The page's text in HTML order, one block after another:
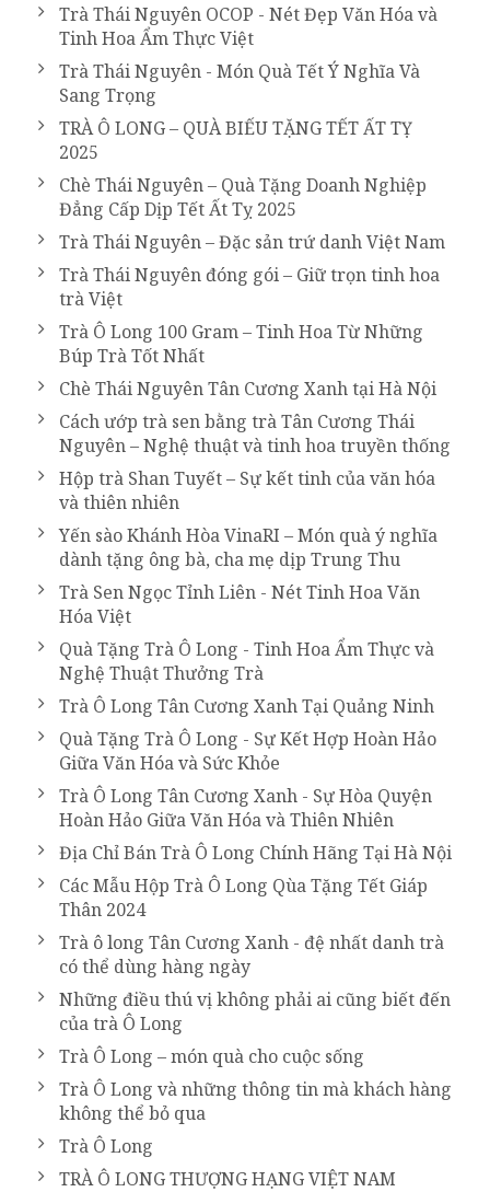
Trà Thái Nguyên OCOP - Nét Đẹp Văn Hóa và
Tinh Hoa Ẩm Thực Việt
Trà Thái Nguyên - Món Quà Tết Ý Nghĩa Và
Sang Trọng
TRÀ Ô LONG – QUÀ BIẾU TẶNG TẾT ẤT TỴ
2025
Chè Thái Nguyên – Quà Tặng Doanh Nghiệp
Đẳng Cấp Dịp Tết Ất Tỵ 2025
Trà Thái Nguyên – Đặc sản trứ danh Việt Nam
Trà Thái Nguyên đóng gói – Giữ trọn tinh hoa
trà Việt
Trà Ô Long 100 Gram – Tinh Hoa Từ Những
Búp Trà Tốt Nhất
Chè Thái Nguyên Tân Cương Xanh tại Hà Nội
Cách ướp trà sen bằng trà Tân Cương Thái
Nguyên – Nghệ thuật và tinh hoa truyền thống
Hộp trà Shan Tuyết – Sự kết tinh của văn hóa
và thiên nhiên
Yến sào Khánh Hòa VinaRI – Món quà ý nghĩa
dành tặng ông bà, cha mẹ dịp Trung Thu
Trà Sen Ngọc Tỉnh Liên - Nét Tinh Hoa Văn
Hóa Việt
Quà Tặng Trà Ô Long - Tinh Hoa Ẩm Thực và
Nghệ Thuật Thưởng Trà
Trà Ô Long Tân Cương Xanh Tại Quảng Ninh
Quà Tặng Trà Ô Long - Sự Kết Hợp Hoàn Hảo
Giữa Văn Hóa và Sức Khỏe
Trà Ô Long Tân Cương Xanh - Sự Hòa Quyện
Hoàn Hảo Giữa Văn Hóa và Thiên Nhiên
Địa Chỉ Bán Trà Ô Long Chính Hãng Tại Hà Nội
Các Mẫu Hộp Trà Ô Long Qùa Tặng Tết Giáp
Thân 2024
Trà ô long Tân Cương Xanh - đệ nhất danh trà
có thể dùng hàng ngày
Những điều thú vị không phải ai cũng biết đến
của trà Ô Long
Trà Ô Long – món quà cho cuộc sống
Trà Ô Long và những thông tin mà khách hàng
không thể bỏ qua
Trà Ô Long
TRÀ Ô LONG THƯỢNG HẠNG VIỆT NAM